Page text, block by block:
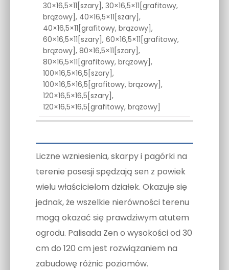
30×16,5×11[szary], 30×16,5×11[grafitowy,
brązowy], 40×16,5×11[szary],
40×16,5×11[grafitowy, brązowy],
60×16,5×11[szary], 60×16,5×11[grafitowy,
brązowy], 80×16,5×11[szary],
80×16,5×11[grafitowy, brązowy],
100×16,5×16,5[szary],
100×16,5×16,5[grafitowy, brązowy],
120×16,5×16,5[szary],
120×16,5×16,5[grafitowy, brązowy]
Liczne wzniesienia, skarpy i pagórki na
terenie posesji spędzają sen z powiek
wielu właścicielom działek. Okazuje się
jednak, że wszelkie nierówności terenu
mogą okazać się prawdziwym atutem
ogrodu. Palisada Zen o wysokości od 30
cm do 120 cm jest rozwiązaniem na
zabudowę różnic poziomów.